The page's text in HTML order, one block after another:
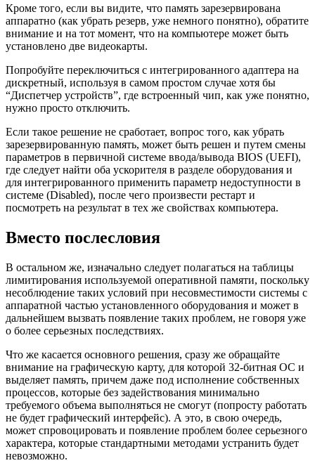
Кроме того, если вы видите, что память зарезервирована
аппаратно (как убрать резерв, уже немного понятно), обратите
внимание и на тот момент, что на компьютере может быть
установлено две видеокарты.
Попробуйте переключиться с интегрированного адаптера на
дискретный, используя в самом простом случае хотя бы
“Диспетчер устройств”, где встроенный чип, как уже понятно,
нужно просто отключить.
Если такое решение не сработает, вопрос того, как убрать
зарезервированную память, может быть решен и путем смены
параметров в первичной системе ввода/вывода BIOS (UEFI),
где следует найти оба ускорителя в разделе оборудования и
для интегрированного применить параметр недоступности в
системе (Disabled), после чего произвести рестарт и
посмотреть на результат в тех же свойствах компьютера.
Вместо послесловия
В остальном же, изначально следует полагаться на таблицы
лимитирования используемой оперативной памяти, поскольку
несоблюдение таких условий при несовместимости системы с
аппаратной частью установленного оборудования и может в
дальнейшем вызвать появление таких проблем, не говоря уже
о более серьезных последствиях.
Что же касается основного решения, сразу же обращайте
внимание на графическую карту, для которой 32-битная ОС и
выделяет память, причем даже под исполнение собственных
процессов, которые без задействования минимально
требуемого объема выполняться не смогут (попросту работать
не будет графический интерфейс). А это, в свою очередь,
может спровоцировать и появление проблем более серьезного
характера, которые стандартными методами устранить будет
невозможно.